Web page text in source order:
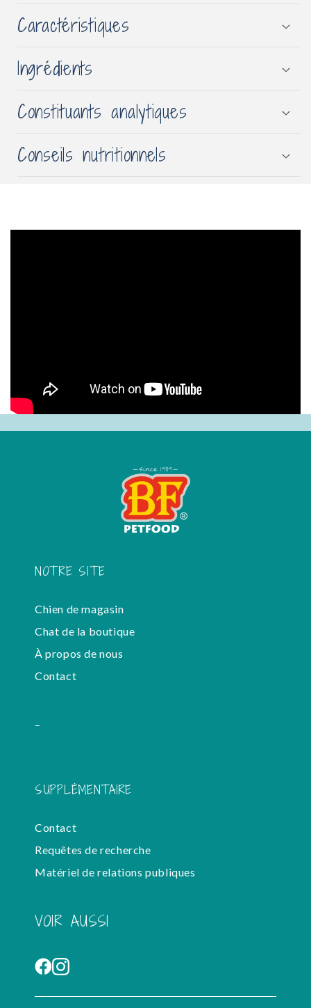
Caractéristiques
Ingrédients
Constituants analytiques
Conseils nutritionnels
NOTRE SITE
Chien de magasin
Chat de la boutique
À propos de nous
Contact
-
SUPPLÉMENTAIRE
Contact
Requêtes de recherche
Matériel de relations publiques
VOIR AUSSI